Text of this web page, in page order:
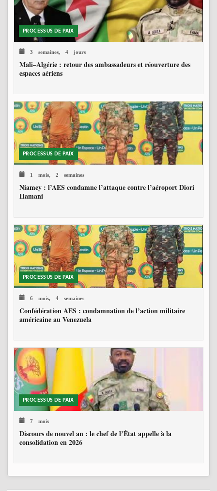
PROCESSUS DE PAIX
3 semaines, 4 jours
Mali–Algérie : retour des ambassadeurs et réouverture des
espaces aériens
PROCESSUS DE PAIX
1 mois, 2 semaines
Niamey : l’AES condamne l’attaque contre l’aéroport Diori
Hamani
PROCESSUS DE PAIX
6 mois, 4 semaines
Confédération AES : condamnation de l’action militaire
américaine au Venezuela
PROCESSUS DE PAIX
7 mois
Discours de nouvel an : le chef de l’État appelle à la
consolidation en 2026